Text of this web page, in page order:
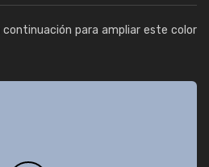
continuación para ampliar este color